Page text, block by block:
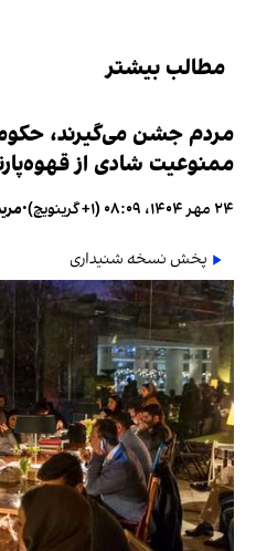
مطالب بیشتر
مردم جشن می‌گیرند،
ممنوعیت شادی از
۲۴ مهر ۱۴۰۴، ۰۸:۰۹ (‎+۱ گرینویچ) •
پخش نسخه شنیداری